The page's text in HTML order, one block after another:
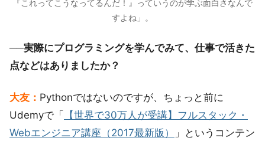
『これってこうなってるんだ！』っていうのが学ぶ面白さなんで
すよね」。
──実際にプログラミングを学んでみて、仕事で活きた
点などはありましたか？
大友： Pythonではないのですが、ちょっと前に
Udemyで「 【世界で30万人が受講】フルスタック・
Webエンジニア講座（2017最新版）
」というコンテン